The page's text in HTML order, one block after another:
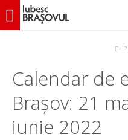
iubescbraşovul.ro
Calendar de
Brașov: 21
iunie 2022